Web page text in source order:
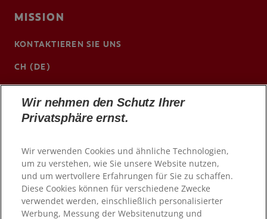
MISSION
KONTAKTIEREN SIE UNS
CH (DE)
Wir nehmen den Schutz Ihrer
Privatsphäre ernst.
Wir verwenden Cookies und ähnliche Technologien,
um zu verstehen, wie Sie unsere Website nutzen,
und um wertvollere Erfahrungen für Sie zu schaffen.
Diese Cookies können für verschiedene Zwecke
verwendet werden, einschließlich personalisierter
Werbung, Messung der Websitenutzung und